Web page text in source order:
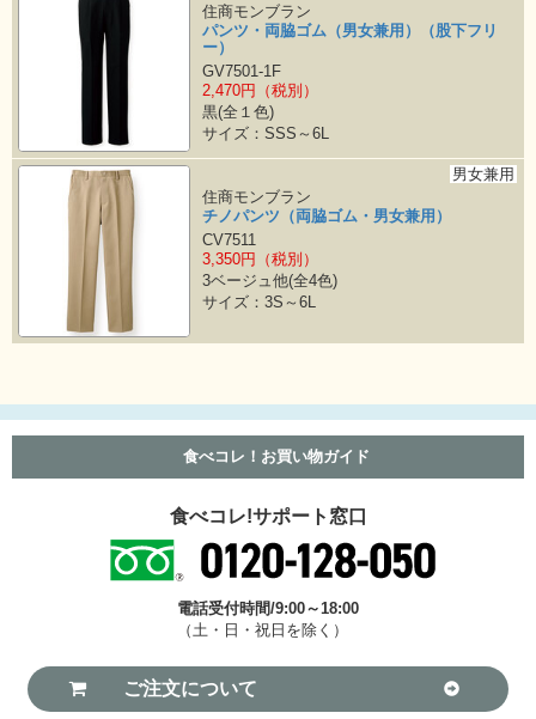
住商モンブラン
パンツ・両脇ゴム（男女兼用）（股下フリ
ー）
GV7501-1F
2,470円（税別）
黒(全１色)
サイズ：SSS～6L
男女兼用
住商モンブラン
チノパンツ（両脇ゴム・男女兼用）
CV7511
3,350円（税別）
3ベージュ他(全4色)
サイズ：3S～6L
食べコレ！お買い物ガイド
食べコレ!サポート窓口
電話受付時間/9:00～18:00
（土・日・祝日を除く）
ご注文について